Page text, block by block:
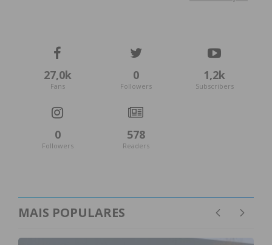
27,0k
Fans
0
Followers
1,2k
Subscribers
0
Followers
578
Readers
MAIS POPULARES